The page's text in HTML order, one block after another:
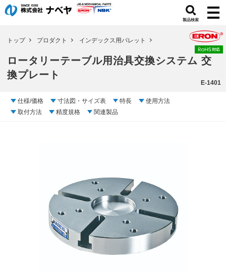
製品検索
トップ プロダクト インデックス用パレット
ロータリーテーブル用治具交換システム 交
換プレート
E-1401
仕様/価格 寸法図・サイズ表 特長
使用方法
取付方法
精度規格 関連製品